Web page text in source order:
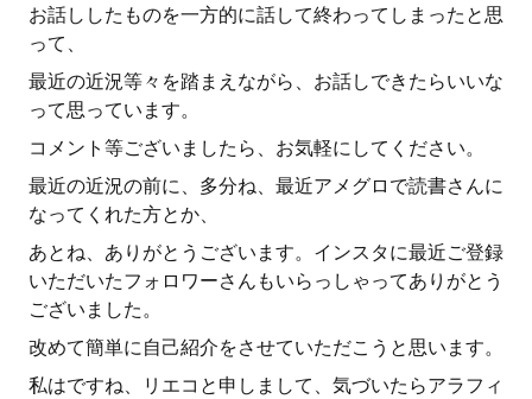
お話ししたものを一方的に話して終わってしまったと思
って、
最近の近況等々を踏まえながら、お話しできたらいいな
って思っています。
コメント等ございましたら、お気軽にしてください。
最近の近況の前に、多分ね、最近アメグロで読書さんに
なってくれた方とか、
あとね、ありがとうございます。インスタに最近ご登録
いただいたフォロワーさんもいらっしゃってありがとう
ございました。
改めて簡単に自己紹介をさせていただこうと思います。
私はですね、リエコと申しまして、気づいたらアラフィ